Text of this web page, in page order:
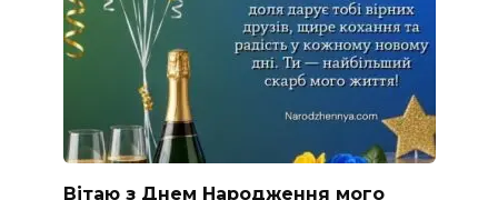
Вітаю з Днем Народження мого